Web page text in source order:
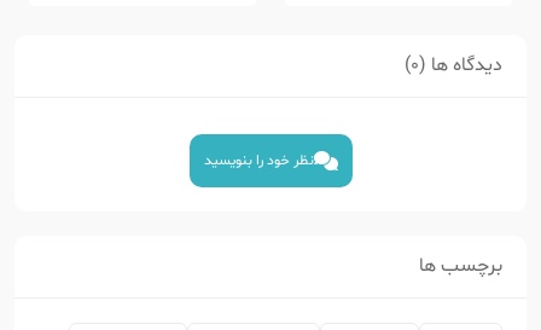
دیدگاه ها (0)
نظر خود را بنویسید
برچسب ها